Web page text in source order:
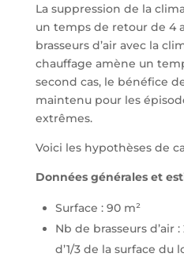
La suppression de la
un temps de retour de 4
brasseurs d’air avec la
chauffage amène un
second cas, le bénéfice
maintenu pour les
extrêmes.
Voici les hypothèses de
Données générales et
Surface : 90 m²
Nb de brasseurs d’air
d’1/3 de la surface du